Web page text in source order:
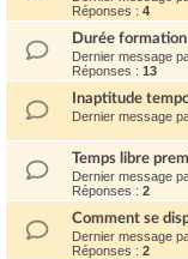
Réponses : 4
Durée formation
Dernier message
Réponses : 13
Inaptitude
Dernier message
Temps libre
Dernier message
Réponses : 2
Comment se
Dernier message
Réponses : 2